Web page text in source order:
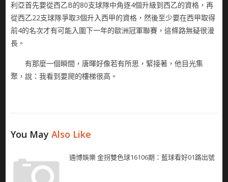
利亞首先要從西乙B的80支球隊中角逐4個升級到西乙的資格，再
從西乙22支球隊爭取3個升入西甲的資格，然後至少要在西甲取得
前4的名次才有可能入圍下一年的歐洲冠軍聯賽，這條路無疑很漫
長。
有那麼一個瞬間，唐暉好像若有所思，緊接著，他目光集
聚，說：我看到要爬的樓梯很高。
You MayAlso Like
通博娛樂 金拐雙色球16106期：藍球看好01路出號